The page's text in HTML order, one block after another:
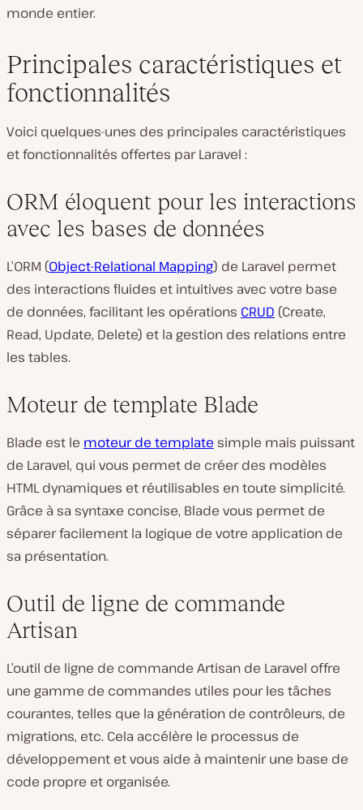
monde entier.
Principales caractéristiques et
fonctionnalités
Voici quelques-unes des principales caractéristiques
et fonctionnalités offertes par Laravel :
ORM éloquent pour les interactions
avec les bases de données
L’ORM (Object-Relational Mapping) de Laravel permet
des interactions fluides et intuitives avec votre base
de données, facilitant les opérations CRUD (Create,
Read, Update, Delete) et la gestion des relations entre
les tables.
Moteur de template Blade
Blade est le moteur de template simple mais puissant
de Laravel, qui vous permet de créer des modèles
HTML dynamiques et réutilisables en toute simplicité.
Grâce à sa syntaxe concise, Blade vous permet de
séparer facilement la logique de votre application de
sa présentation.
Outil de ligne de commande
Artisan
L’outil de ligne de commande Artisan de Laravel offre
une gamme de commandes utiles pour les tâches
courantes, telles que la génération de contrôleurs, de
migrations, etc. Cela accélère le processus de
développement et vous aide à maintenir une base de
code propre et organisée.